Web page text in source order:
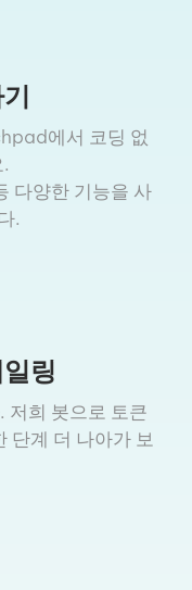
에서 코딩 없
다양한 기능을 사
.
링
저희 봇으로 토큰
단계 더 나아가 보